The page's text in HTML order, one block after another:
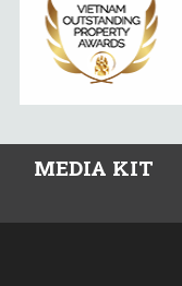
MEDIA KIT